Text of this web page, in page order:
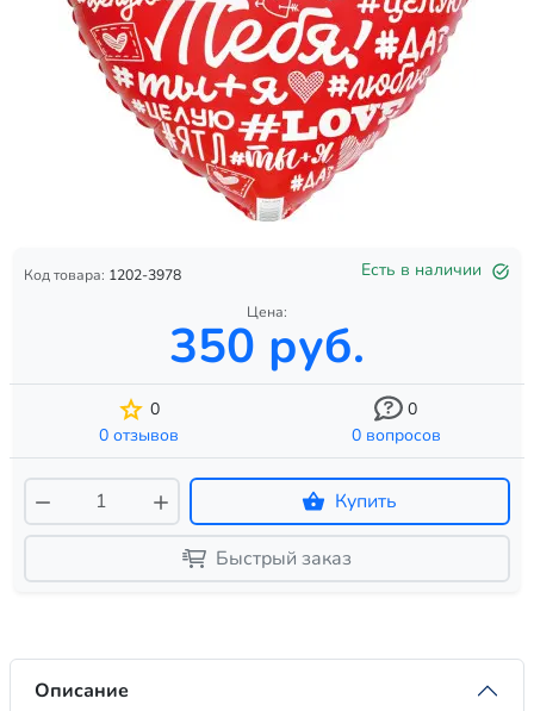
Код товара: 1202-3978 Есть в наличии
Цена:
350 руб.
0
0 отзывов
0
0 вопросов
Купить
Быстрый заказ
Описание